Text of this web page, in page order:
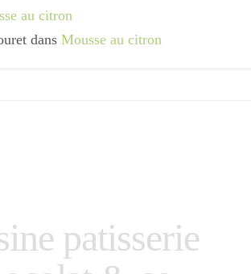
au citron
dans Mousse au citron
patisserie